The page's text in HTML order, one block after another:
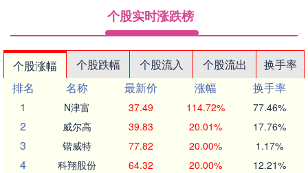
个股实时涨跌榜
个股涨幅 个股跌幅 个股流入 个股流出
换手率
排名
名称 最新价 涨幅
换手率
1
N津富 37.49 114.72% 77.46%
2 威尔高 39.83 20.01% 17.76%
3 锴威特 77.82 20.00% 1.17%
4 科翔股份 64.32 20.00% 12.21%